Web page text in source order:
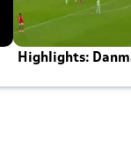
Highlights: